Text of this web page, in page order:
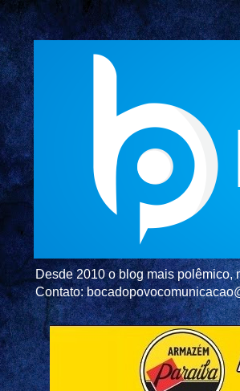
Desde 2010 o blog mais polêmico,
Contato: